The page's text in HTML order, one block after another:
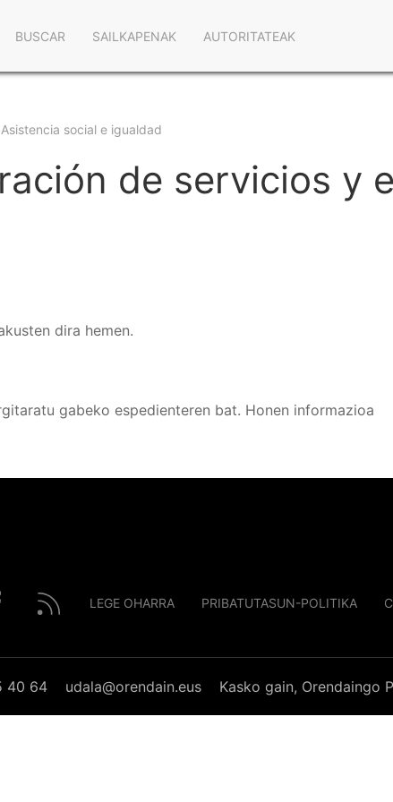
BUSCAR SAILKAPENAK AUTORITATEAK
Asistencia social e igualdad
de servicios y
dira hemen.
gabeko espedienteren bat. Honen informazioa
LEGE OHARRA PRIBATUTASUN-POLITIKA
40 64 udala@orendain.eus Kasko gain, Orendaingo